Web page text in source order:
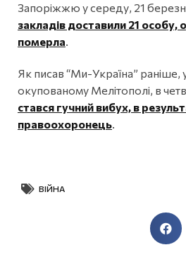
Запоріжжю у середу, 21
закладів доставили 21 особу,
померла.
Як писав “Ми-Україна” раніше,
окупованому Мелітополі, в
стався гучний вибух, в
правоохоронець.
ВІЙНА